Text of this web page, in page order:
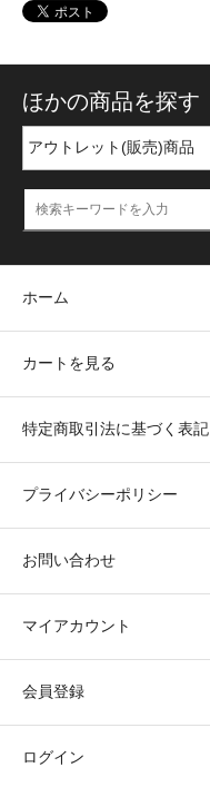
ほかの商品を探す
ホーム
カートを見る
特定商取引法に基づく表記
プライバシーポリシー
お問い合わせ
マイアカウント
会員登録
ログイン